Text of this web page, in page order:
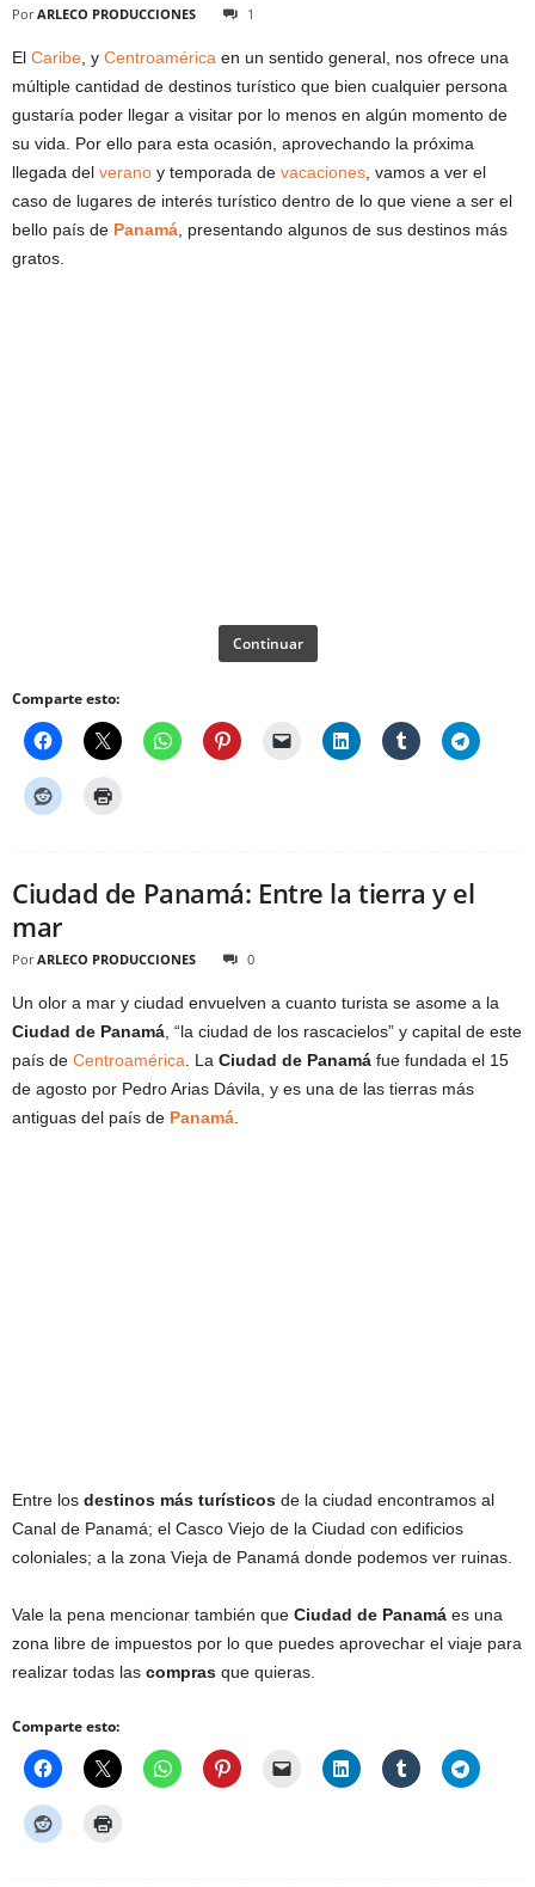
Por ARLECO PRODUCCIONES 1
El Caribe , y Centroamérica en un sentido general, nos ofrece una
múltiple cantidad de destinos turístico que bien cualquier persona
gustaría poder llegar a visitar por lo menos en algún momento de
su vida. Por ello para esta ocasión, aprovechando la próxima
llegada del verano y temporada de vacaciones , vamos a ver el
caso de lugares de interés turístico dentro de lo que viene a ser el
bello país de Panamá , presentando algunos de sus destinos más
gratos.
Continuar
Comparte esto:
Ciudad de Panamá: Entre la tierra y el
mar
Por ARLECO PRODUCCIONES 0
Un olor a mar y ciudad envuelven a cuanto turista se asome a la
Ciudad de Panamá, “la ciudad de los rascacielos” y capital de este
país de Centroamérica. La Ciudad de Panamá fue fundada el 15
de agosto por Pedro Arias Dávila, y es una de las tierras más
antiguas del país de Panamá.
Entre los destinos más turísticos de la ciudad encontramos al
Canal de Panamá; el Casco Viejo de la Ciudad con edificios
coloniales; a la zona Vieja de Panamá donde podemos ver ruinas.
Vale la pena mencionar también que Ciudad de Panamá es una
zona libre de impuestos por lo que puedes aprovechar el viaje para
realizar todas las compras que quieras.
Comparte esto: